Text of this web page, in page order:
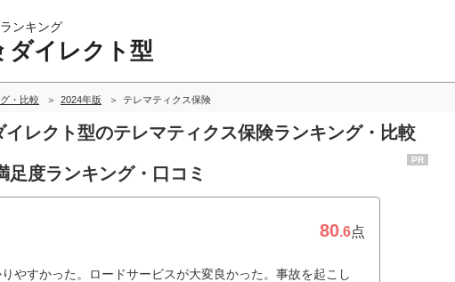
ンキング
ダイレクト型
・比較 2024年版 テレマティクス保険
イレクト型のテレマティクス保険ランキング・比較
足度ランキング・口コミ
80.6点
やすかった。ロードサービスが大変良かった。事故を起こし
PR